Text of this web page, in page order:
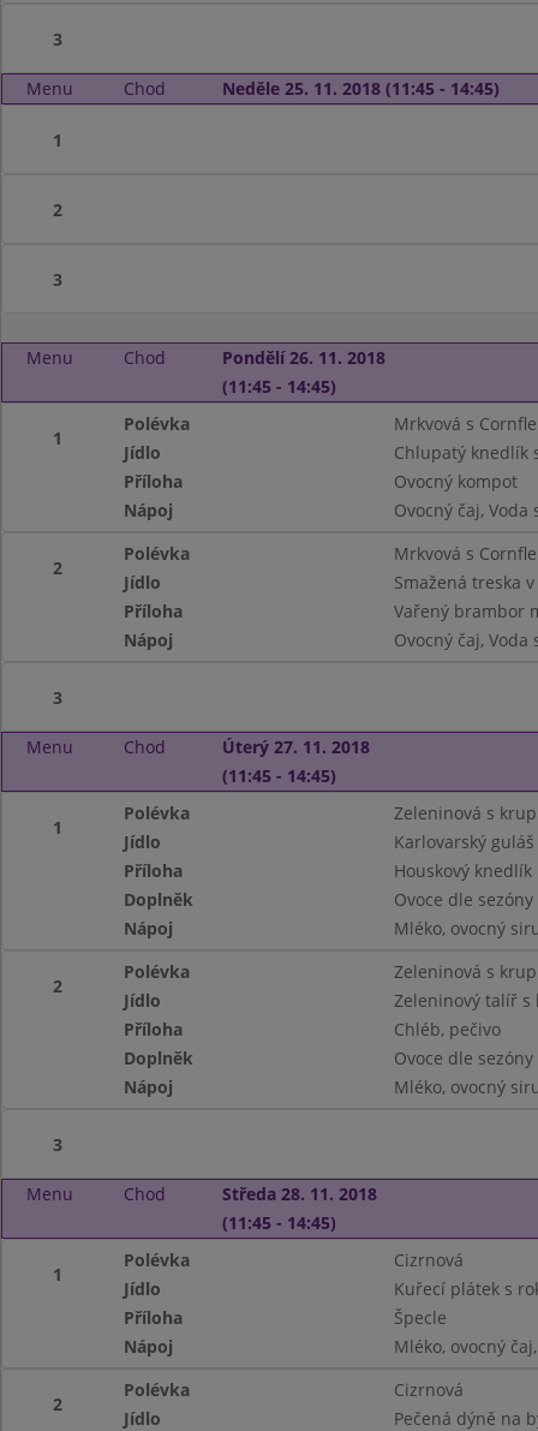
3
Menu Chod Neděle 25. 11. 2018 (11:45 - 14:45)
1
2
3
Menu Chod
Pondělí 26. 11. 2018
(11:45 - 14:45)
1
Polévka
Mrkvová s
Jídlo
Chlupatý knedlík
Příloha
Ovocný kompot
Nápoj
Ovocný čaj, Voda
2
Polévka
Mrkvová s
Jídlo
Smažená treska
Příloha
Vařený brambor
Nápoj
Ovocný čaj, Voda
3
Menu Chod
Úterý 27. 11. 2018
(11:45 - 14:45)
1
Polévka
Zeleninová s
Jídlo
Karlovarský guláš
Příloha
Houskový knedlík
Doplněk
Ovoce dle sezóny
Nápoj
Mléko, ovocný
2
Polévka
Zeleninová s
Jídlo
Zeleninový talíř s
Příloha
Chléb, pečivo
Doplněk
Ovoce dle sezóny
Nápoj
Mléko, ovocný
3
Menu Chod
Středa 28. 11. 2018
(11:45 - 14:45)
1
Polévka
Cizrnová
Jídlo
Kuřecí plátek s
Příloha
Špecle
Nápoj
Mléko, ovocný
2
Polévka
Cizrnová
Jídlo
Pečená dýně na